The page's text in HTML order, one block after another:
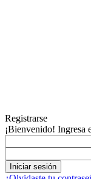
Registrarse
¡Bienvenido! Ingresa